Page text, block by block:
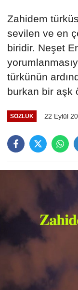
Zahidem
sevilen ve en
biridir. Neşet
türkünün
burkan bir aşk
SÖZLÜK 22 Eylül